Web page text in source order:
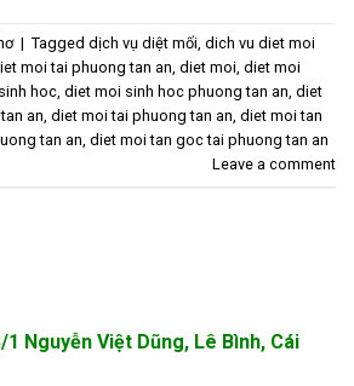
| Tagged dịch vụ diệt mối, dich vu diet moi
moi tai phuong tan an, diet moi, diet moi
hoc, diet moi sinh hoc phuong tan an, diet
an, diet moi tai phuong tan an, diet moi tan
tan an, diet moi tan goc tai phuong tan an
Leave a comment
1 Nguyễn Việt Dũng, Lê Bình, Cái